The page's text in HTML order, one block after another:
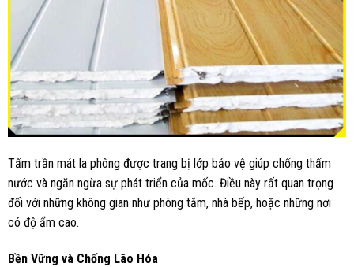
Tấm trần mát la phông được trang bị lớp bảo vệ giúp chống thấm
nước và ngăn ngừa sự phát triển của mốc. Điều này rất quan trọng
đối với những không gian như phòng tắm, nhà bếp, hoặc những nơi
có độ ẩm cao.
Bền Vững và Chống Lão Hóa